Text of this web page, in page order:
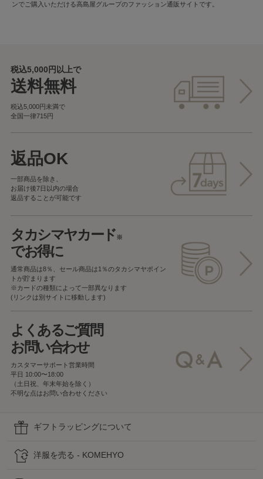
ンでご購入いただける高島屋グループのファッション通販サイトです。
税込5,000円以上で
送料無料
税込5,000円未満で
全国一律715円
返品OK
一部商品を除き、
お届け後7日以内の場合
返品することが可能です
タカシマヤカード※
でお得に
通常商品は8％、セール商品は1％のタカシマヤポイン
トが貯まります
※カードの種類によって一部異なります
(リンクは別サイトに移動します)
よくあるご質問
お問い合わせ
カスタマーサポート営業時間
平日 10:00〜18:00
（土日祝、年末年始を除く）
不明な点はお問い合わせください
ギフトラッピングについて
洋服を売る - KOMEHYO